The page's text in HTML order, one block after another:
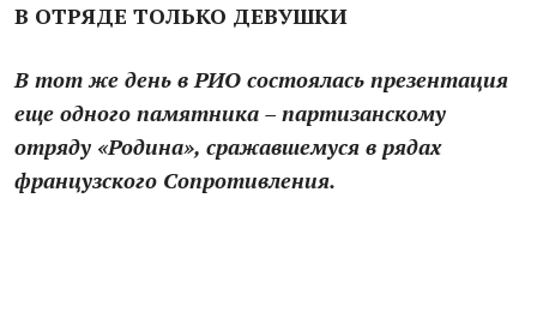
В ОТРЯДЕ ТОЛЬКО ДЕВУШКИ
В тот же день в РИО состоялась презентация
еще одного памятника – партизанскому
отряду «Родина», сражавшемуся в рядах
французского Сопротивления.